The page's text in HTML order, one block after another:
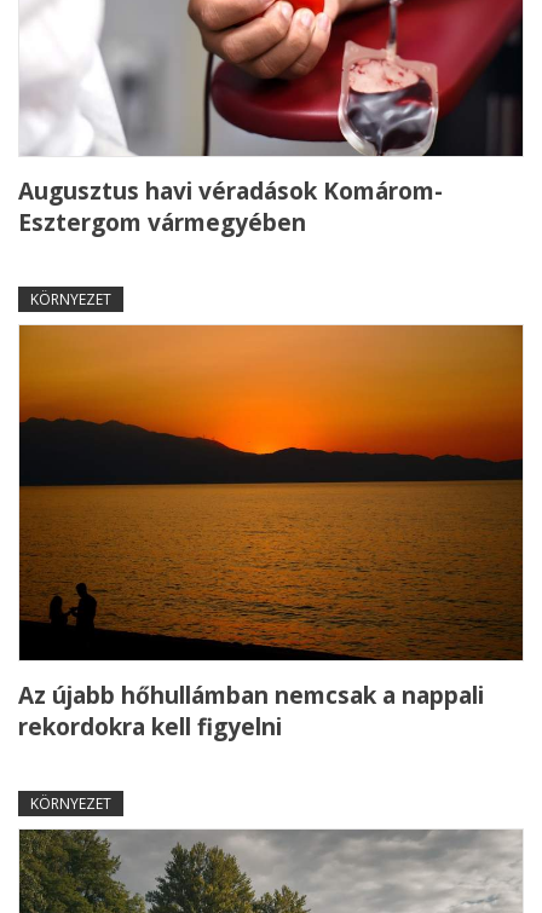
Augusztus havi véradások Komárom-
Esztergom vármegyében
KÖRNYEZET
Az újabb hőhullámban nemcsak a nappali
rekordokra kell figyelni
KÖRNYEZET